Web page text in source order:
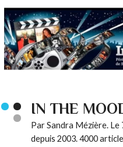
IN THE
Par Sandra Mézière.
depuis 2003. 4000